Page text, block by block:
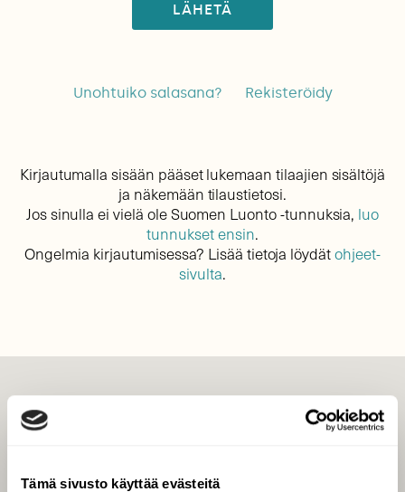
Tämä sivusto käyttää evästeitä
LÄHETÄ
Unohtuiko salasana? Rekisteröidy
Kirjautumalla sisään pääset lukemaan tilaajien sisältöjä
ja näkemään tilaustietosi.
Jos sinulla ei vielä ole Suomen Luonto -tunnuksia, luo
tunnukset ensin.
Ongelmia kirjautumisessa? Lisää tietoja löydätohjeet-
sivulta.